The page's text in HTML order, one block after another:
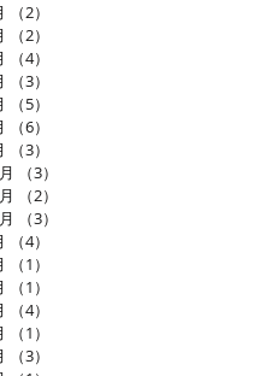
（2）
（2）
（4）
（3）
（5）
（6）
（3）
（3）
（2）
（3）
（4）
（1）
（1）
（4）
（1）
（3）